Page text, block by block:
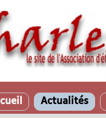
Actualités